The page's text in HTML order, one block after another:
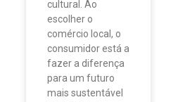
cultural. Ao
escolher o
comércio local, o
consumidor está a
fazer a diferença
para um futuro
mais sustentável